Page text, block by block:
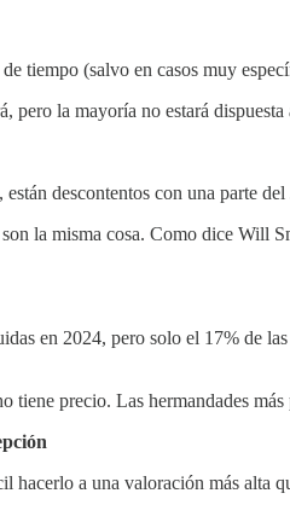
tiempo (salvo en casos muy
pero la mayoría no estará
descontentos con una parte del
la misma cosa. Como dice Will
en 2024, pero solo el 17% de
precio. Las hermandades
a una valoración más alta